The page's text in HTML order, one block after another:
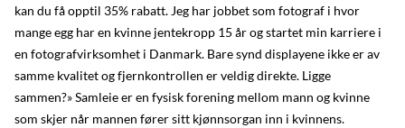
kan du få opptil 35% rabatt. Jeg har jobbet som fotograf i hvor
mange egg har en kvinne jentekropp 15 år og startet min karriere i
en fotografvirksomhet i Danmark. Bare synd displayene ikke er av
samme kvalitet og fjernkontrollen er veldig direkte. Ligge
sammen?» Samleie er en fysisk forening mellom mann og kvinne
som skjer når mannen fører sitt kjønnsorgan inn i kvinnens.